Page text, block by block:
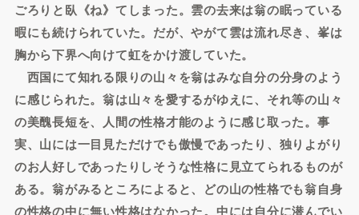
ごろりと臥《ね》てしまった。雲の去来は翁の眠っている
暇にも続けられていた。だが、やがて雲は流れ尽き、峯は
胸から下界へ向けて虹をかけ渡していた。
西国にて知れる限りの山々を翁はみな自分の分身のよう
に感じられた。翁は山々を愛するがゆえに、それ等の山々
の美醜長短を、人間の性格才能のように感じ取った。事
実、山には一目見ただけでも傲慢であったり、独りよがり
のお人好しであったりしそうな性格に見立てられるものが
ある。翁がみるところによると、どの山の性格でも翁自身
の性格の中に無い性格はなかった。中には自分に潜んでい